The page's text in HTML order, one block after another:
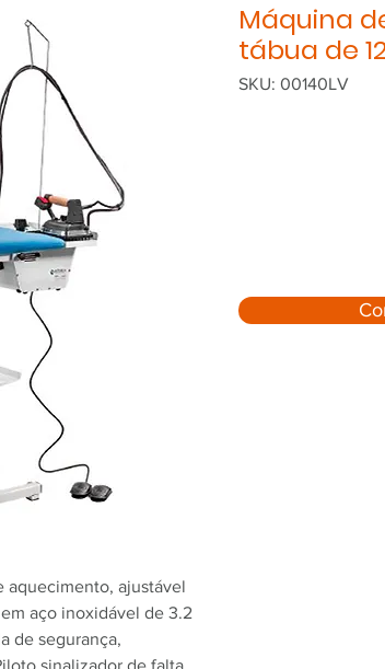
aquecimento, ajustável
aço inoxidável de 3.2
de segurança,
sinalizador de falta
Máquina
tábua de
SKU: 00140LV